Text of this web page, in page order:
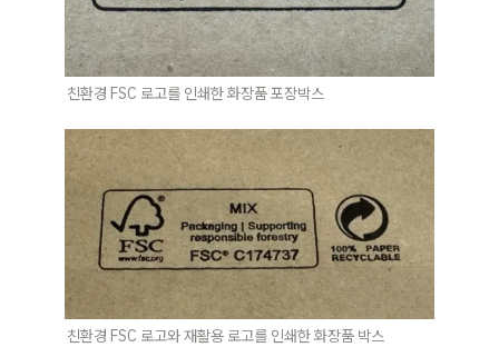
친환경 FSC 로고를 인쇄한 화장품 포장박스
친환경 FSC 로고와 재활용 로고를 인쇄한 화장품 박스